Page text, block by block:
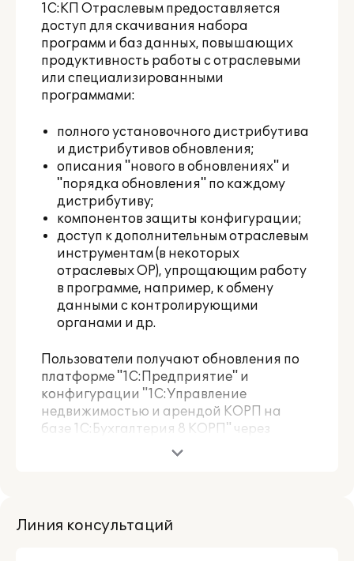
Линия консультаций
1С:КП Отраслевым предоставляется
доступ для скачивания набора
программ и баз данных, повышающих
продуктивность работы с отраслевыми
или специализированными
программами:
полного установочного дистрибутива
и дистрибутивов обновления;
описания "нового в обновлениях" и
"порядка обновления" по каждому
дистрибутиву;
компонентов защиты конфигурации;
доступ к дополнительным отраслевым
инструментам (в некоторых
отраслевых ОР), упрощающим работу
в программе, например, к обмену
данными с контролирующими
органами и др.
Пользователи получают обновления по
платформе "1С:Предприятие" и
конфигурации "1С:Управление
недвижимостью и арендой КОРП на
базе 1С:Бухгалтерия 8 КОРП" через
партнеров-франчайзи, разработчика и
Пользователи, активировавшие 1С:КП